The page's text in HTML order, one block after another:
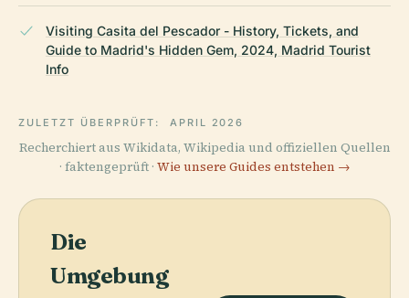
Visiting Casita del Pescador - History, Tickets, and
Guide to Madrid's Hidden Gem, 2024, Madrid Tourist
Info
ZULETZT ÜBERPRÜFT: APRIL 2026
Recherchiert aus Wikidata, Wikipedia und offiziellen Quellen
· faktengeprüft · Wie unsere Guides entstehen →
Die
Umgebung